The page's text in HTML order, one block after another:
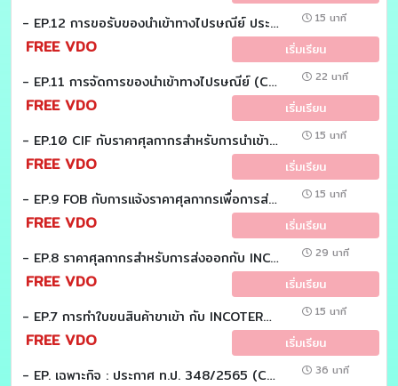
- EP.12 การขอรับของนำเข้าทางไปรษณีย์ ประเภทที่ 2 และ 3 (Customs EZ (Easy)) 15 นาที
FREE VDO เริ่มเรียน
- EP.11 การจัดการของนำเข้าทางไปรษณีย์ (Customs EZ (Easy)) 22 นาที
FREE VDO เริ่มเรียน
- EP.10 CIF กับราคาศุลกากรสำหรับการนำเข้า (Customs EZ (Easy)) 15 นาที
FREE VDO เริ่มเรียน
- EP.9 FOB กับการแจ้งราคาศุลกากรเพื่อการส่งออก (Customs EZ (Easy)) 15 นาที
FREE VDO เริ่มเรียน
- EP.8 ราคาศุลกากรสำหรับการส่งออกกับ INCOTERMS (Customs EZ (Easy)) 29 นาที
FREE VDO เริ่มเรียน
- EP.7 การทำใบขนสินค้าขาเข้า กับ INCOTERMS (Customs EZ (Easy)) 15 นาที
FREE VDO เริ่มเรียน
- EP. เฉพาะกิจ : ประกาศ ท.ป. 348/2565 (Customs EZ (Easy)) 36 นาที